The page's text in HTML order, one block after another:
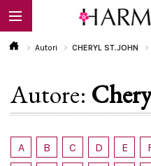
EBOOK
LIBRI
Autori CHERYL ST.JOHN
Autore:
A B C D E